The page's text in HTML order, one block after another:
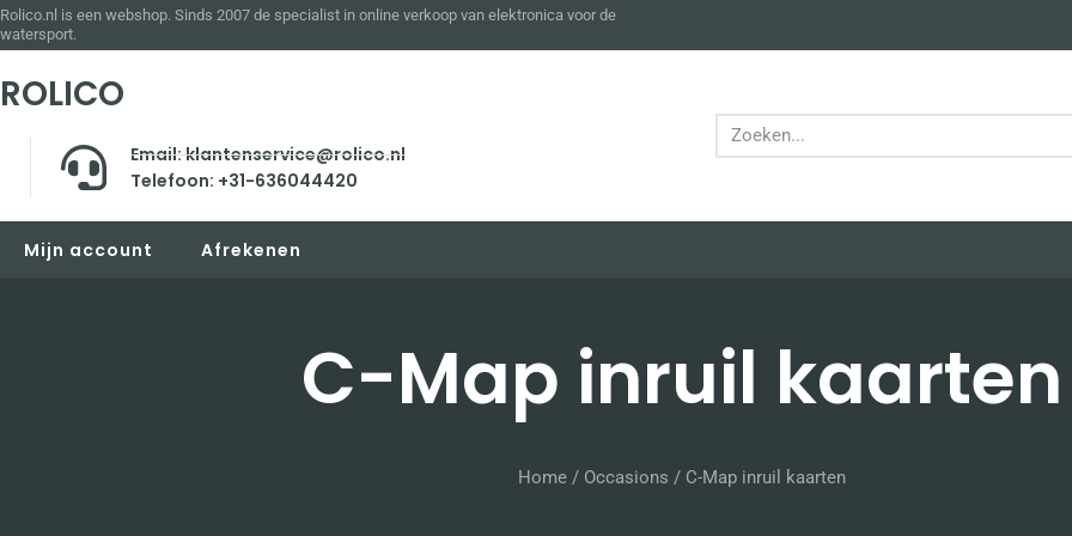
Rolico.nl is een webshop. Sinds 2007 de specialist in online verkoop van elektronica voor de
watersport.
ROLICO
Email: klantenservice@rolico.nl
Telefoon: +31-636044420
Mijn account Afrekenen
C-Map inruil kaarten
Home / Occasions / C-Map inruil kaarten